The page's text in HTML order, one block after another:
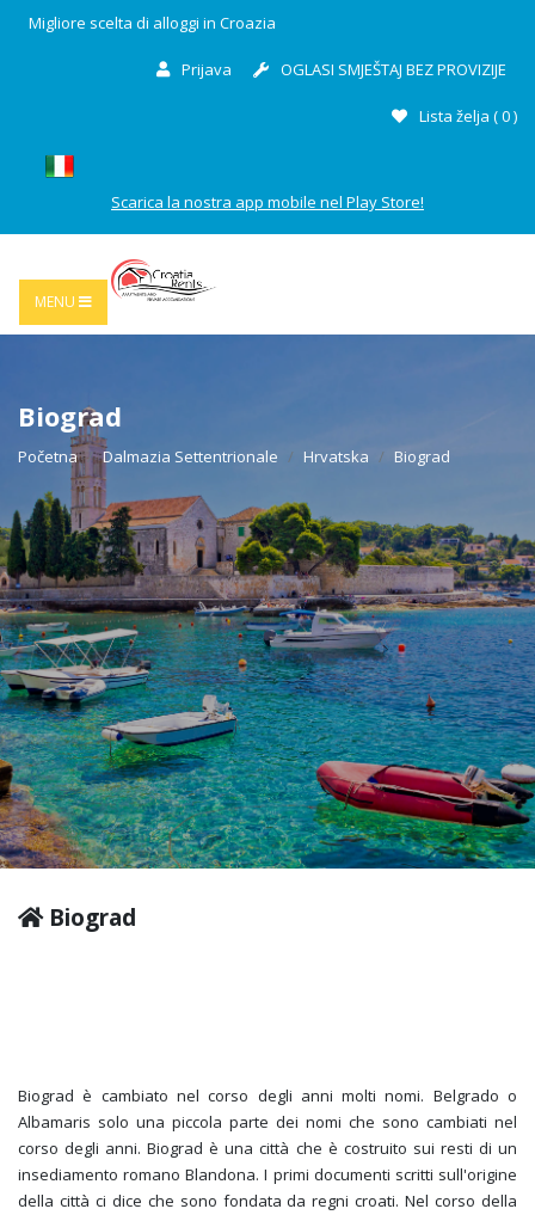
Migliore scelta di alloggi in Croazia
Prijava OGLASI SMJEŠTAJ BEZ PROVIZIJE
Lista želja (0)
Scarica la nostra app mobile nel Play Store!
MENU
Biograd
Početna Dalmazia Settentrionale Hrvatska Biograd
Biograd
Biograd è cambiato nel corso degli anni molti nomi. Belgrado o
Albamaris solo una piccola parte dei nomi che sono cambiati nel
corso degli anni. Biograd è una città che è costruito sui resti di un
insediamento romano Blandona. I primi documenti scritti sull'origine
della città ci dice che sono fondata da regni croati. Nel corso della